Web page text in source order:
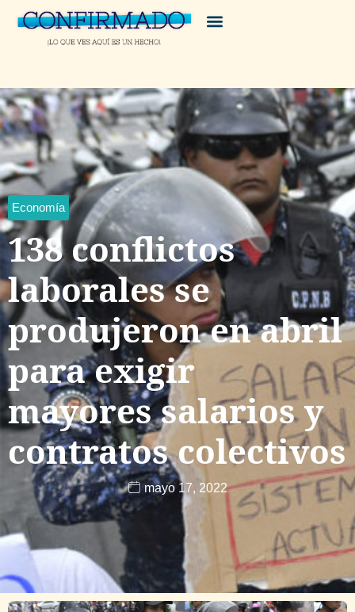
Economía
138 conflictos
laborales se
produjeron en abril
para exigir
mayores salarios y
contratos colectivos
mayo 17, 2022